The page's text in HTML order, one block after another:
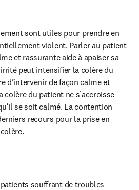
sont utiles pour prendre en
violent. Parler au patient
et rassurante aide à apaiser sa
peut intensifier la colère du
d’intervenir de façon calme et
colère du patient ne s’accroisse
se soit calmé. La contention
recours pour la prise en
souffrant de troubles